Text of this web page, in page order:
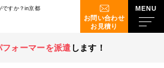
ですか？in京都
お問い合わせ
お見積り
フォーマーを派遣 します！